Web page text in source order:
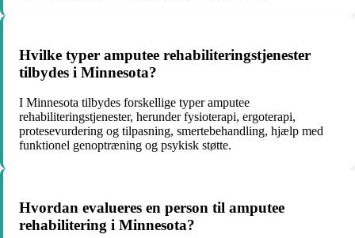
Hvilke typer amputee rehabiliteringstjenester
tilbydes i Minnesota?
I Minnesota tilbydes forskellige typer amputee
rehabiliteringstjenester, herunder fysioterapi, ergoterapi,
protesevurdering og tilpasning, smertebehandling, hjælp med
funktionel genoptræning og psykisk støtte.
Hvordan evalueres en person til amputee
rehabilitering i Minnesota?